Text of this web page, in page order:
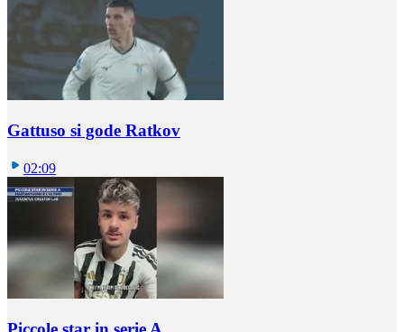
Gattuso si gode Ratkov
02:09